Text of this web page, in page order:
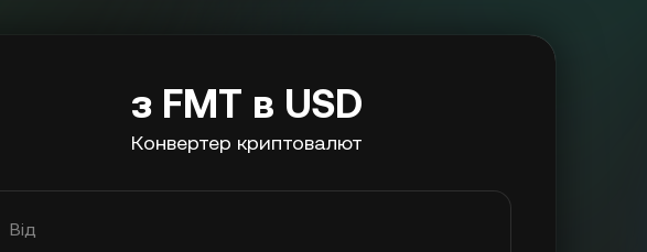
з FMT в USD
Конвертер криптовалют
Від